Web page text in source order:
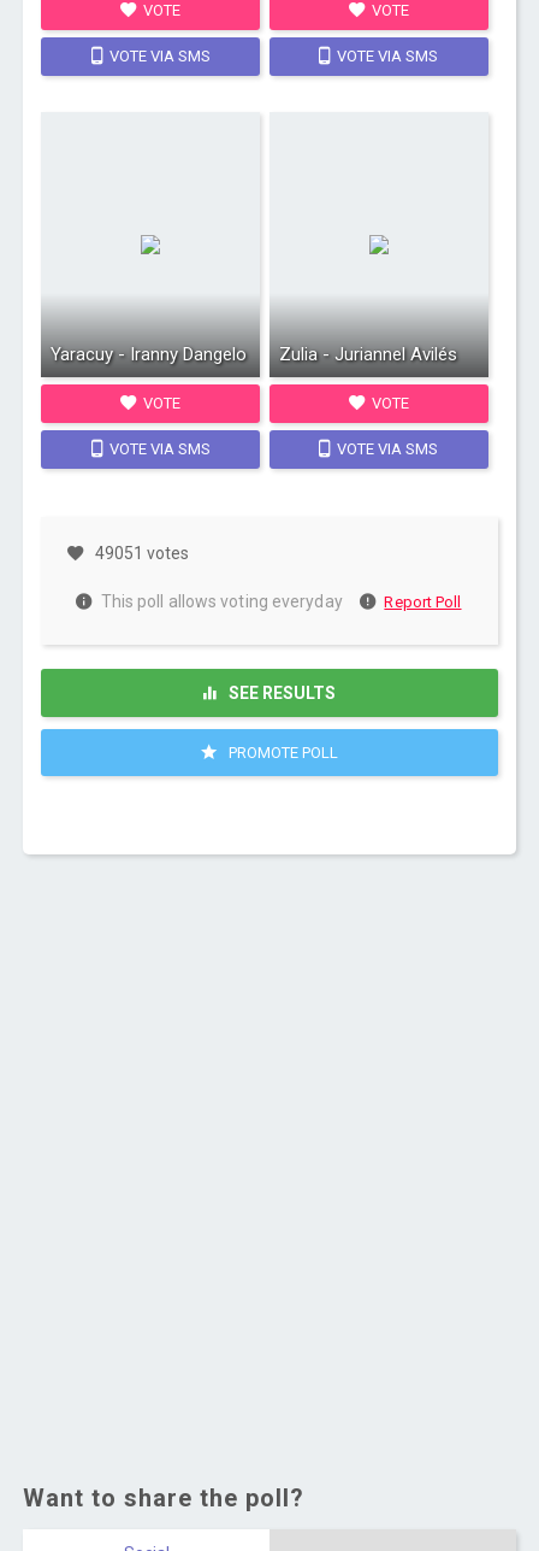
VOTE
VOTE VIA SMS
VOTE
VOTE VIA SMS
Yaracuy - Iranny Dangelo
VOTE
VOTE VIA SMS
Zulia - Juriannel Avilés
VOTE
VOTE VIA SMS
49051 votes
This poll allows voting everyday Report Poll
SEE RESULTS
PROMOTE POLL
Want to share the poll?